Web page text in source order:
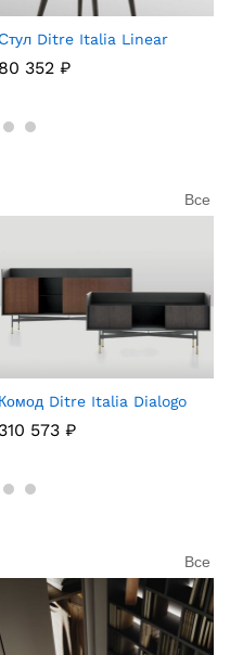
Ditre Italia Linear
80 352 ₽
Все
Комод Ditre Italia Dialogo
573 ₽
Все